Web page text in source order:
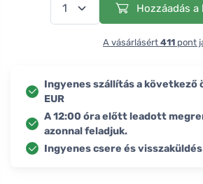
Hozzáadás a
A vásárlásért 411 pont
Ingyenes szállítás a következő
EUR
A 12:00 óra előtt leadott
azonnal feladjuk.
Ingyenes csere és